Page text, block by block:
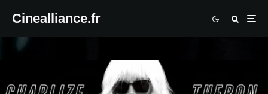
Cinealliance.fr